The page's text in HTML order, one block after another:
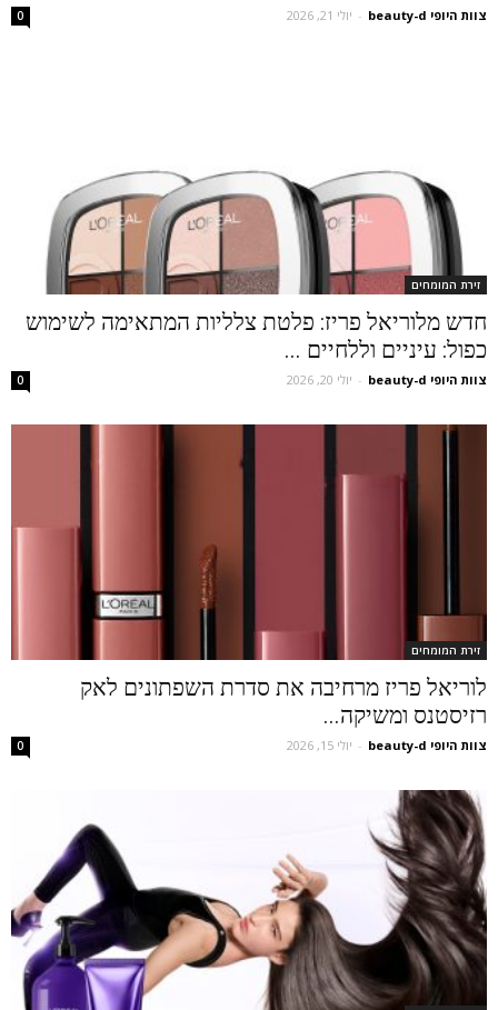
צוות היופי beauty-d - יולי 21, 2026 0
זירת המומחים
חדש מלוריאל פריז: פלטת צלליות המתאימה לשימוש
כפול: עיניים וללחיים ...
צוות היופי beauty-d - יולי 20, 2026 0
זירת המומחים
לוריאל פריז מרחיבה את סדרת השפתונים לאק
רזיסטנס ומשיקה...
צוות היופי beauty-d - יולי 15, 2026 0